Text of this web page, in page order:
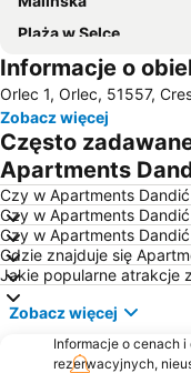
Plaża w Selce
Kolodvor Rijeka
Plaża Klenovica
Kap Kamenjak
Luka Krk
Trsat Castle
Njivice
Girandella
Maslinica
Ambrela
Lanterna
Informacje o
Orlec 1, Orlec, 51557,
Zobacz więcej
Często
Apartments
Czy w Apartments
Czy w Apartments
Czy w Apartments
Gdzie znajduje się
Jakie popularne atrakcje
Zobacz więcej
Informacje o cenach
rezerwacyjnych,